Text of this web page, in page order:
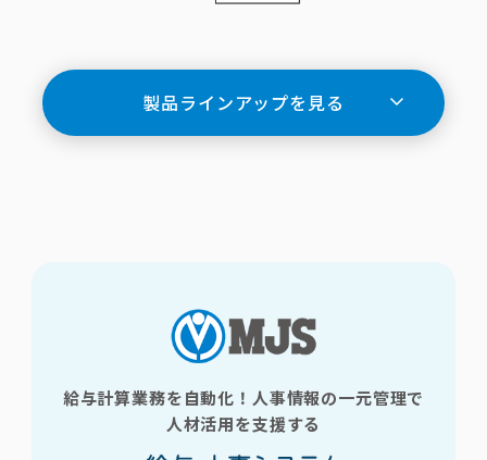
製品ラインアップを見る
給与計算業務を自動化！人事情報の一元管理で
人材活用を支援する